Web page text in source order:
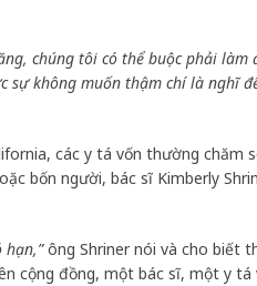
chúng tôi có thể buộc phải làm
sự không muốn thậm chí là nghĩ
các y tá vốn thường chăm
bốn người, bác sĩ Kimberly
hạn,”ông Shriner nói và cho biết
cộng đồng, một bác sĩ, một y tá